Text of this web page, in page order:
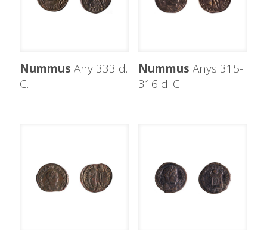
Nummus Any 333 d.
C.
Nummus Anys 315-
316 d. C.